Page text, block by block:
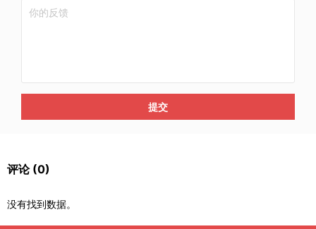
提交
评论 (0)
没有找到数据。